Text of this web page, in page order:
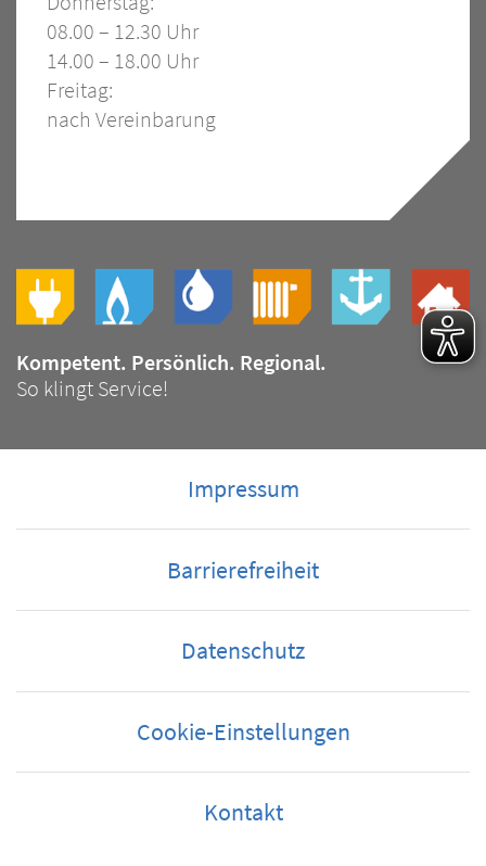
08.00 – 12.30 Uhr
14.00 – 18.00 Uhr
Freitag:
nach Vereinbarung
Slogan
Bild
Slogan
Kompetent. Persönlich. Regional.
So klingt Service!
Impressum
Barrierefreiheit
Datenschutz
Cookie-Einstellungen
Kontakt